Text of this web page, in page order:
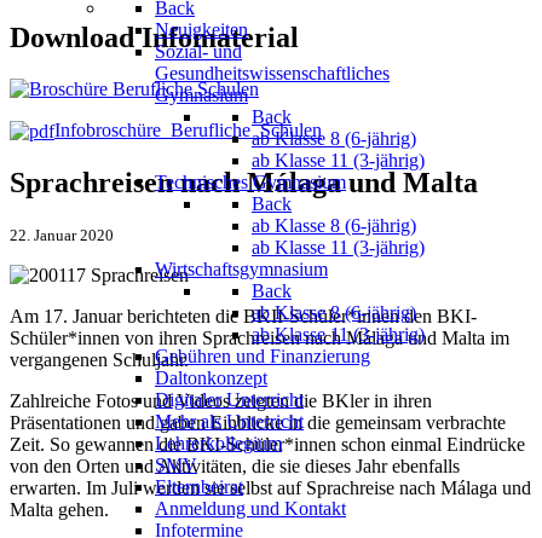
Back
Neuigkeiten
Sozial- und
Gesundheitswissenschaftliches
Gymnasium
Back
ab Klasse 8 (6-jährig)
ab Klasse 11 (3-jährig)
Technisches Gymnasium
Back
ab Klasse 8 (6-jährig)
ab Klasse 11 (3-jährig)
Wirtschaftsgymnasium
Back
ab Klasse 8 (6-jährig)
ab Klasse 11 (3-jährig)
Gebühren und Finanzierung
Daltonkonzept
Digitaler Unterricht
Mehr als Unterricht
Lehrerkollegium
SMV
Elternbeirat
Anmeldung und Kontakt
Infotermine
Download Infomaterial
Infobroschüre_Berufliche_Schulen
Sprachreisen nach Málaga und Malta
22. Januar 2020
Am 17. Januar berichteten die BKII-Schüler*innen den BKI-
Schüler*innen von ihren Sprachreisen nach Málaga und Malta im
vergangenen Schuljahr.
Zahlreiche Fotos und Videos zeigten die BKler in ihren
Präsentationen und gaben Einblicke in die gemeinsam verbrachte
Zeit. So gewannen die BKI-Schüler*innen schon einmal Eindrücke
von den Orten und Aktivitäten, die sie dieses Jahr ebenfalls
erwarten. Im Juli werden sie selbst auf Sprachreise nach Málaga und
Malta gehen.